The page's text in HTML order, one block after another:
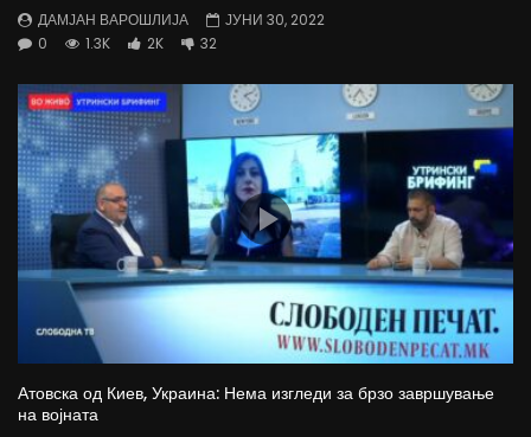
ДАМЈАН ВАРОШЛИЈА
ЈУНИ 30, 2022
0
1.3K 2K 32
Атовска од Киев, Украина: Нема изгледи за брзо завршување
на војната